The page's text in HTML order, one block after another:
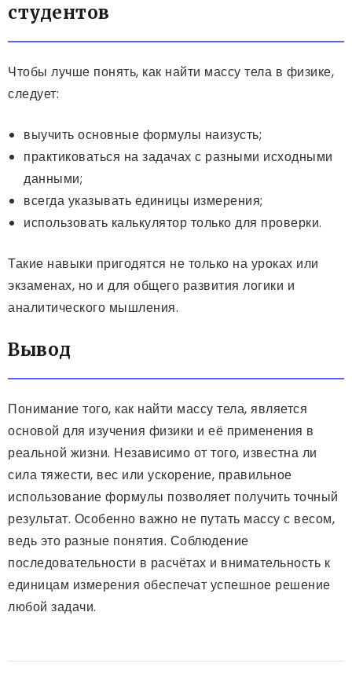
студентов
Чтобы лучше понять, как найти массу тела в физике,
следует:
выучить основные формулы наизусть;
практиковаться на задачах с разными исходными
данными;
всегда указывать единицы измерения;
использовать калькулятор только для проверки.
Такие навыки пригодятся не только на уроках или
экзаменах, но и для общего развития логики и
аналитического мышления.
Вывод
Понимание того, как найти массу тела, является
основой для изучения физики и её применения в
реальной жизни. Независимо от того, известна ли
сила тяжести, вес или ускорение, правильное
использование формулы позволяет получить точный
результат. Особенно важно не путать массу с весом,
ведь это разные понятия. Соблюдение
последовательности в расчётах и внимательность к
единицам измерения обеспечат успешное решение
любой задачи.